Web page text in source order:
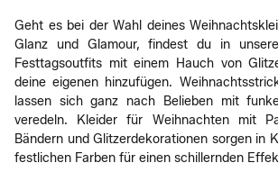
Geht es bei der Wahl deines
Glanz und Glamour, findest du in
Festtagsoutfits mit einem Hauch von
deine eigenen hinzufügen.
lassen sich ganz nach Belieben mit
veredeln. Kleider für Weihnachten mit
Bändern und Glitzerdekorationen sorgen in
festlichen Farben für einen schillernden